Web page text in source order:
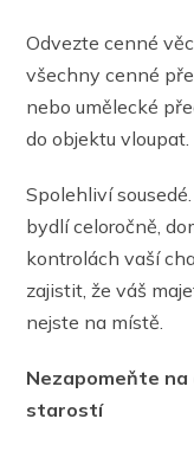
Odvezte cenné
všechny cenné
nebo umělecké
do objektu vloupat.
Spolehliví
bydlí celoročně,
kontrolách vaší
zajistit, že váš
nejste na místě.
Nezapomeňte
starostí